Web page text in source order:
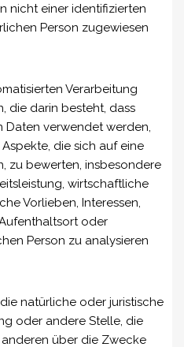
nicht einer identifizierten
Person zugewiesen
Verarbeitung
die darin besteht, dass
verwendet werden,
die sich auf eine
zu bewerten, insbesondere
wirtschaftliche
Vorlieben, Interessen,
oder
Person zu analysieren
natürliche oder juristische
oder andere Stelle, die
über die Zwecke